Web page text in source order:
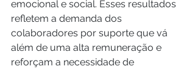
emocional e social. Esses resultados
refletem a demanda dos
colaboradores por suporte que vá
além de uma alta remuneração e
reforçam a necessidade de